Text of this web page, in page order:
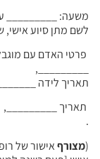
לשם מתן סיוע אישי,
פרטי האדם עם
_________,
תאריך לידה
תאריך _________,
.
(מצורףאישור של